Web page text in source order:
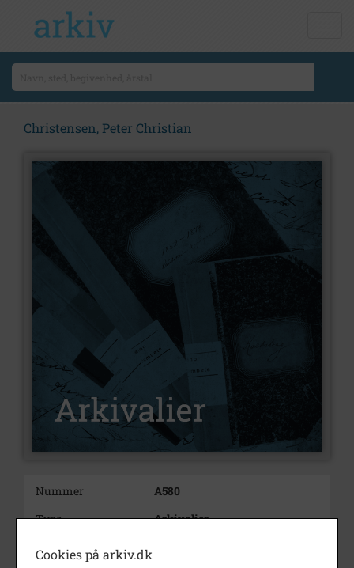
Christensen, Peter Christian
Nummer
A580
Type
Arkivalier
Arkivskaber
Cookies på arkiv.dk